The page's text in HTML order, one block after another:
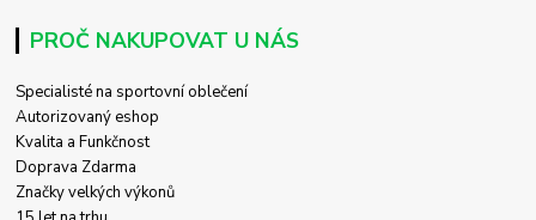
PROČ NAKUPOVAT U NÁS
Specialisté na sportovní oblečení
Autorizovaný eshop
Kvalita a Funkčnost
Doprava Zdarma
Značky velkých výkonů